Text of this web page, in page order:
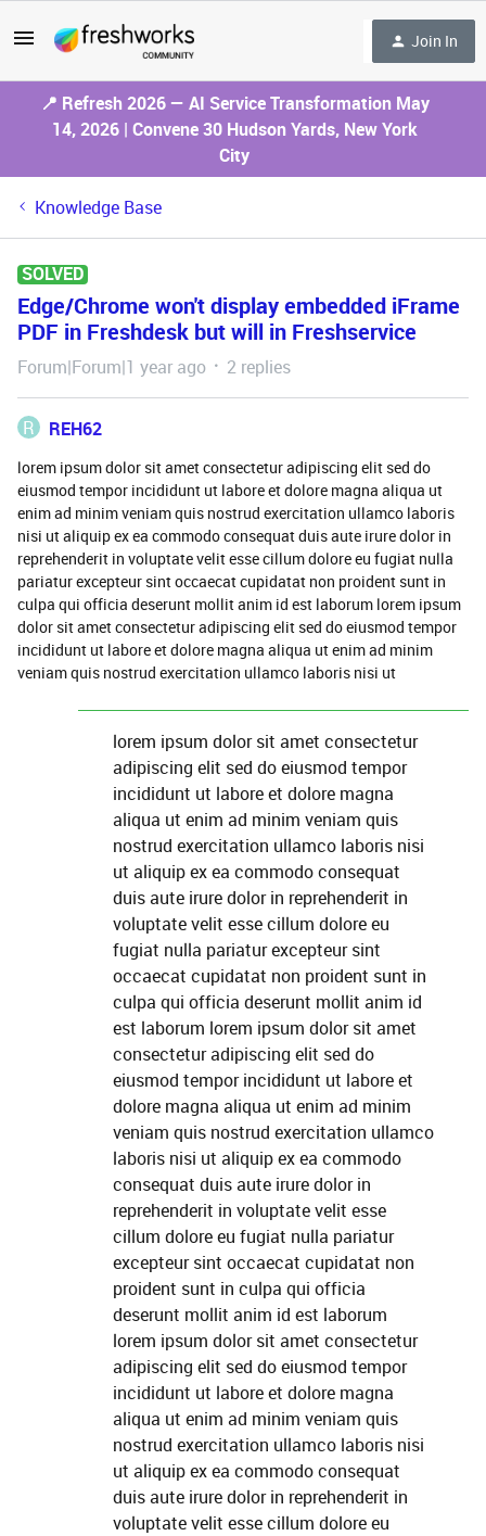
Join In
📍 Refresh 2026 — AI Service Transformation May
14, 2026 | Convene 30 Hudson Yards, New York
City
Knowledge Base
SOLVED
Edge/Chrome won't display embedded iFrame
PDF in Freshdesk but will in Freshservice
Forum|Forum|1 year ago 2 replies
R REH62
lorem ipsum dolor sit amet consectetur adipiscing elit sed do
eiusmod tempor incididunt ut labore et dolore magna aliqua ut
enim ad minim veniam quis nostrud exercitation ullamco laboris
nisi ut aliquip ex ea commodo consequat duis aute irure dolor in
reprehenderit in voluptate velit esse cillum dolore eu fugiat nulla
pariatur excepteur sint occaecat cupidatat non proident sunt in
culpa qui officia deserunt mollit anim id est laborum lorem ipsum
dolor sit amet consectetur adipiscing elit sed do eiusmod tempor
incididunt ut labore et dolore magna aliqua ut enim ad minim
veniam quis nostrud exercitation ullamco laboris nisi ut
lorem ipsum dolor sit amet consectetur
adipiscing elit sed do eiusmod tempor
incididunt ut labore et dolore magna
aliqua ut enim ad minim veniam quis
nostrud exercitation ullamco laboris nisi
ut aliquip ex ea commodo consequat
duis aute irure dolor in reprehenderit in
voluptate velit esse cillum dolore eu
fugiat nulla pariatur excepteur sint
occaecat cupidatat non proident sunt in
culpa qui officia deserunt mollit anim id
est laborum lorem ipsum dolor sit amet
consectetur adipiscing elit sed do
eiusmod tempor incididunt ut labore et
dolore magna aliqua ut enim ad minim
veniam quis nostrud exercitation ullamco
laboris nisi ut aliquip ex ea commodo
consequat duis aute irure dolor in
reprehenderit in voluptate velit esse
cillum dolore eu fugiat nulla pariatur
excepteur sint occaecat cupidatat non
proident sunt in culpa qui officia
deserunt mollit anim id est laborum
lorem ipsum dolor sit amet consectetur
adipiscing elit sed do eiusmod tempor
incididunt ut labore et dolore magna
aliqua ut enim ad minim veniam quis
nostrud exercitation ullamco laboris nisi
ut aliquip ex ea commodo consequat
duis aute irure dolor in reprehenderit in
voluptate velit esse cillum dolore eu